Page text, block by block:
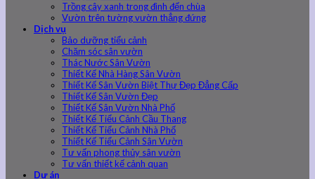
Trồng cây xanh trong đình đến chùa
Vườn trên tường vườn thẳng đứng
Dịch vụ
Bảo dưỡng tiểu cảnh
Chăm sóc sân vườn
Thác Nước Sân Vườn
Thiết Kế Nhà Hàng Sân Vườn
Thiết Kế Sân Vườn Biệt Thự Đẹp Đẳng Cấp
Thiết Kế Sân Vườn Đẹp
Thiết Kế Sân Vườn Nhà Phố
Thiết Kế Tiểu Cảnh Cầu Thang
Thiết Kế Tiểu Cảnh Nhà Phố
Thiết Kế Tiểu Cảnh Sân Vườn
Tư vấn phong thủy sân vườn
Tư vấn thiết kế cảnh quan
Dự án